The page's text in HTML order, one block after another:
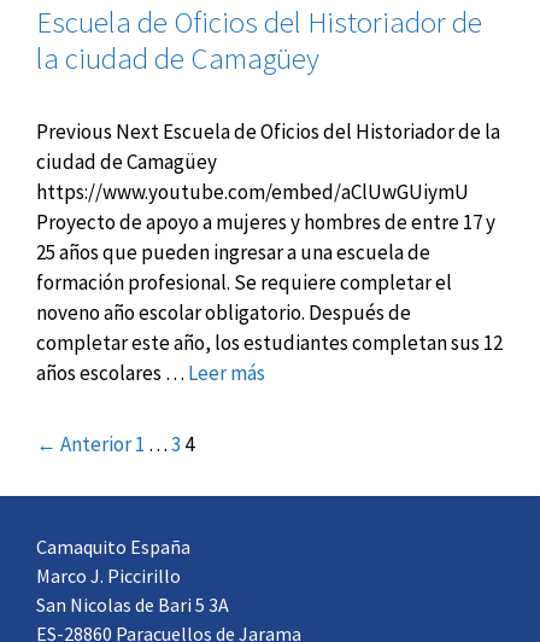
Escuela de Oficios del Historiador de
la ciudad de Camagüey
Previous Next Escuela de Oficios del Historiador de la
ciudad de Camagüey
https://www.youtube.com/embed/aClUwGUiymU
Proyecto de apoyo a mujeres y hombres de entre 17 y
25 años que pueden ingresar a una escuela de
formación profesional. Se requiere completar el
noveno año escolar obligatorio. Después de
completar este año, los estudiantes completan sus 12
años escolares … Leer más
← Anterior1 …3 4
Camaquito España
Marco J. Piccirillo
San Nicolas de Bari 5 3A
ES-28860 Paracuellos de Jarama